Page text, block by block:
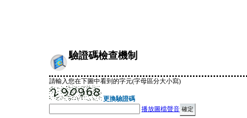
驗證碼檢查機制
請輸入您在下圖中看到的字元(字母區分大小寫)
更換驗證碼
播放圖檔聲音